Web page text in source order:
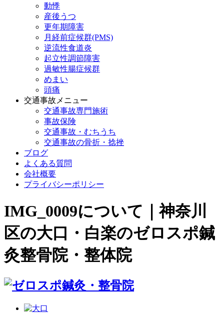
動悸
産後うつ
更年期障害
月経前症候群(PMS)
逆流性食道炎
起立性調節障害
過敏性腸症候群
めまい
頭痛
交通事故メニュー
交通事故専門施術
事故保険
交通事故・むちうち
交通事故の骨折・捻挫
ブログ
よくある質問
会社概要
プライバシーポリシー
IMG_0009について｜神奈川
区の大口・白楽のゼロスポ鍼
灸整骨院・整体院